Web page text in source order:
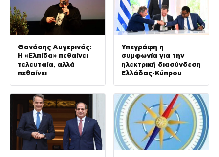
Θανάσης Αυγερινός:
Η «Ελπίδα» πεθαίνει
τελευταία, αλλά
πεθαίνει
Υπεγράφη η
συμφωνία για την
ηλεκτρική διασύνδεση
Ελλάδας-Κύπρου